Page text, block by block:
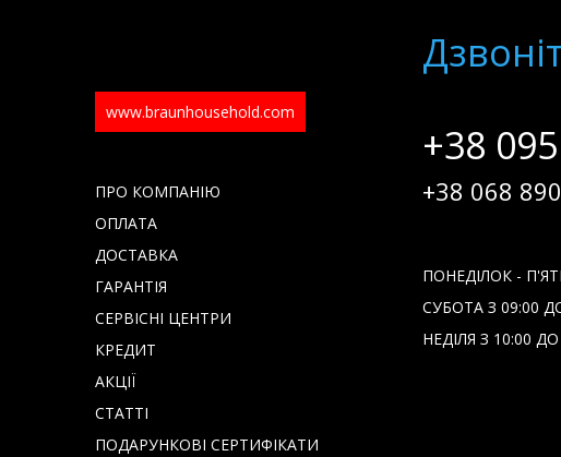
www.braunhousehold.com
ПРО КОМПАНІЮ
ОПЛАТА
ДОСТАВКА
ГАРАНТІЯ
СЕРВІСНІ ЦЕНТРИ
КРЕДИТ
АКЦІЇ
СТАТТІ
ПОДАРУНКОВІ СЕРТИФІКАТИ
+38
+38 068
ПОНЕДІЛОК -
СУБОТА З 09:00
НЕДІЛЯ З 10:00 ДО